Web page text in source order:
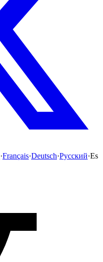
·Français·Deutsch·Русский·Es